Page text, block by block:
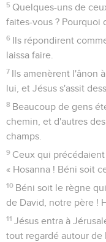
5 Quelques-uns de
faites-vous ? Pourquoi
6 Ils répondirent
laissa faire.
7 Ils amenèrent l'ânon
lui, et Jésus s'assit
8 Beaucoup de gens
chemin, et d'autres
champs.
9 Ceux qui
« Hosanna ! Béni soit
10 Béni soit le règne
de David, notre père !
11 Jésus entra à
tout regardé autour